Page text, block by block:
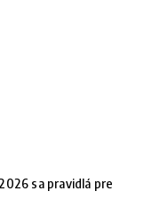
sa pravidlá pre